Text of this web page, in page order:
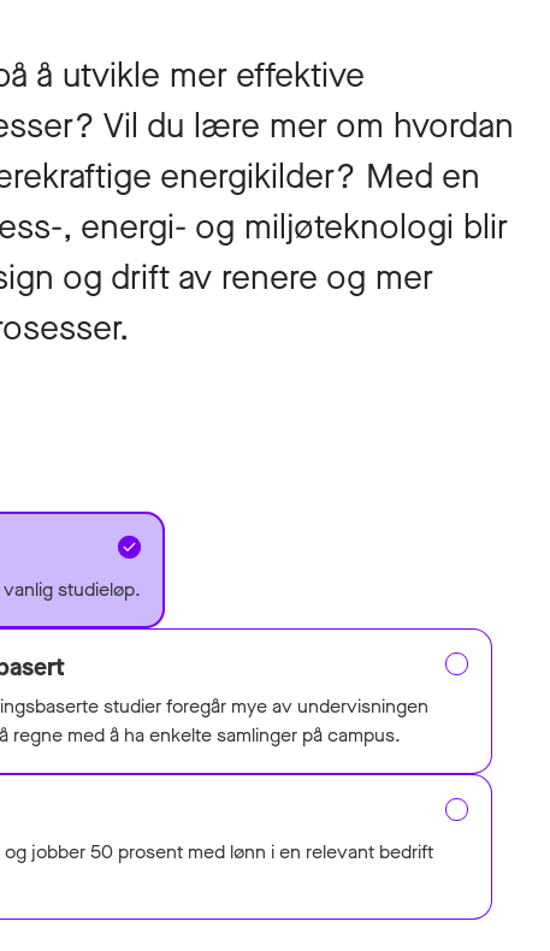
å utvikle mer effektive
Vil du lære mer om hvordan
energikilder? Med en
, energi- og miljøteknologi blir
og drift av renere og mer
studieløp.
studier foregår mye av undervisningen
regne med å ha enkelte samlinger på campus.
jobber 50 prosent med lønn i en relevant bedrift